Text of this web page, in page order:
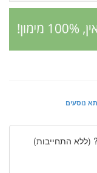
תא נוסעים
(ללא התחייבות)